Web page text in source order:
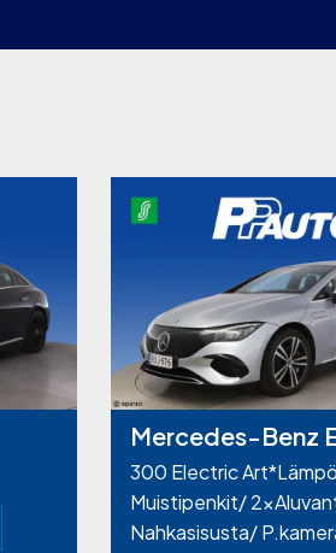
Mercedes-Benz
300 Electric
Muistipenkit/
Nahkasisusta/